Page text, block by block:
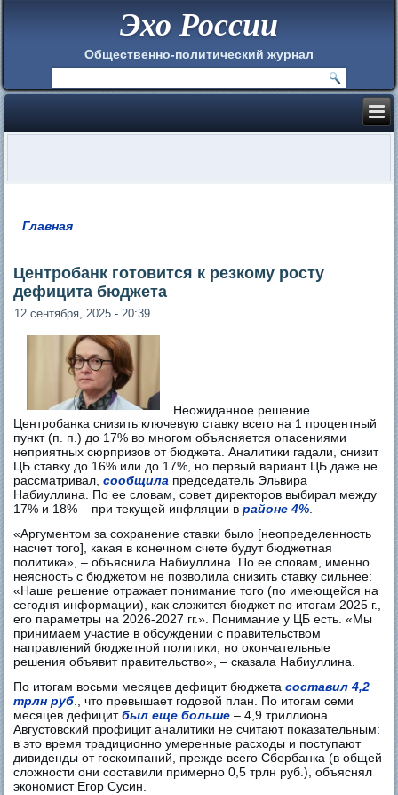
Эхо России
Общественно-политический журнал
Главная
Центробанк готовится к резкому росту
дефицита бюджета
12 сентября, 2025 - 20:39
Неожиданное решение
Центробанка снизить ключевую ставку всего на 1 процентный
пункт (п. п.) до 17% во многом объясняется опасениями
неприятных сюрпризов от бюджета. Аналитики гадали, снизит
ЦБ ставку до 16% или до 17%, но первый вариант ЦБ даже не
рассматривал,сообщила председатель Эльвира
Набиуллина. По ее словам, совет директоров выбирал между
17% и 18% – при текущей инфляции врайоне 4%.
«Аргументом за сохранение ставки было [неопределенность
насчет того], какая в конечном счете будут бюджетная
политика», – объяснила Набиуллина. По ее словам, именно
неясность с бюджетом не позволила снизить ставку сильнее:
«Наше решение отражает понимание того (по имеющейся на
сегодня информации), как сложится бюджет по итогам 2025 г.,
его параметры на 2026-2027 гг.». Понимание у ЦБ есть. «Мы
принимаем участие в обсуждении с правительством
направлений бюджетной политики, но окончательные
решения объявит правительство», – сказала Набиуллина.
По итогам восьми месяцев дефицит бюджетасоставил 4,2
трлн руб., что превышает годовой план. По итогам семи
месяцев дефицитбыл еще больше – 4,9 триллиона.
Августовский профицит аналитики не считают показательным:
в это время традиционно умеренные расходы и поступают
дивиденды от госкомпаний, прежде всего Сбербанка (в общей
сложности они составили примерно 0,5 трлн руб.), объяснял
экономист Егор Сусин.